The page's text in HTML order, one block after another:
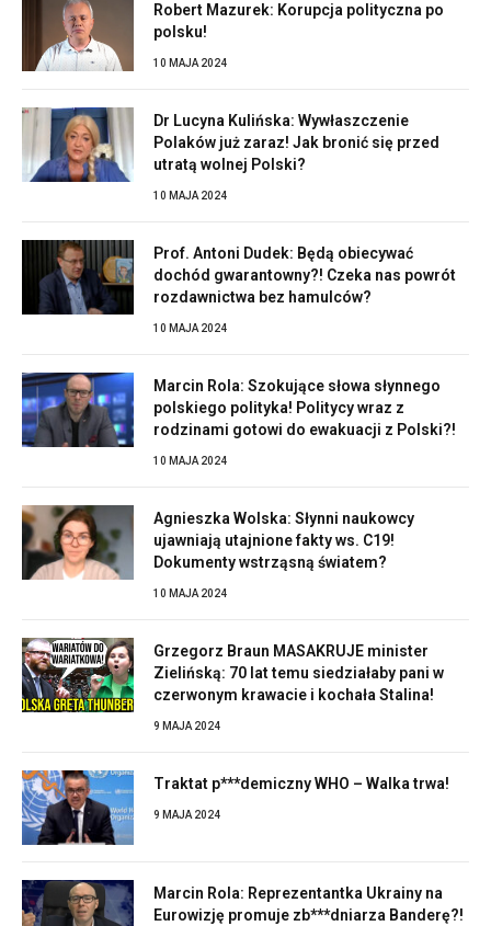
Robert Mazurek: Korupcja polityczna po
polsku!
10 MAJA 2024
Dr Lucyna Kulińska: Wywłaszczenie
Polaków już zaraz! Jak bronić się przed
utratą wolnej Polski?
10 MAJA 2024
Prof. Antoni Dudek: Będą obiecywać
dochód gwarantowny?! Czeka nas powrót
rozdawnictwa bez hamulców?
10 MAJA 2024
Marcin Rola: Szokujące słowa słynnego
polskiego polityka! Politycy wraz z
rodzinami gotowi do ewakuacji z Polski?!
10 MAJA 2024
Agnieszka Wolska: Słynni naukowcy
ujawniają utajnione fakty ws. C19!
Dokumenty wstrząsną światem?
10 MAJA 2024
Grzegorz Braun MASAKRUJE minister
Zielińską: 70 lat temu siedziałaby pani w
czerwonym krawacie i kochała Stalina!
9 MAJA 2024
Traktat p***demiczny WHO – Walka trwa!
9 MAJA 2024
Marcin Rola: Reprezentantka Ukrainy na
Eurowizję promuje zb***dniarza Banderę?!